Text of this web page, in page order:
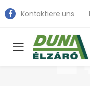
Kontaktiere uns
Toggle